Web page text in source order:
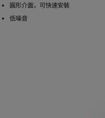
圓形介面，可快速安裝
低噪音